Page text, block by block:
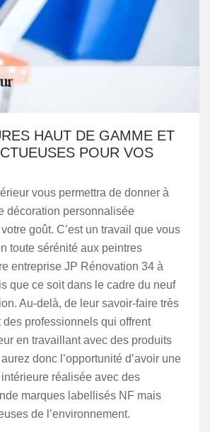
HAUT DE GAMME ET
POUR VOS
vous permettra de donner à
décoration personnalisée
goût. C’est un travail que vous
toute sérénité aux peintres
entreprise JP Rénovation 34 à
que ce soit dans le cadre du neuf
Au-delà, de leur savoir-faire très
des professionnels qui offrent
en travaillant avec des produits
donc l’opportunité d’avoir une
réalisée avec des
marques labellisés NF mais
de l’environnement.